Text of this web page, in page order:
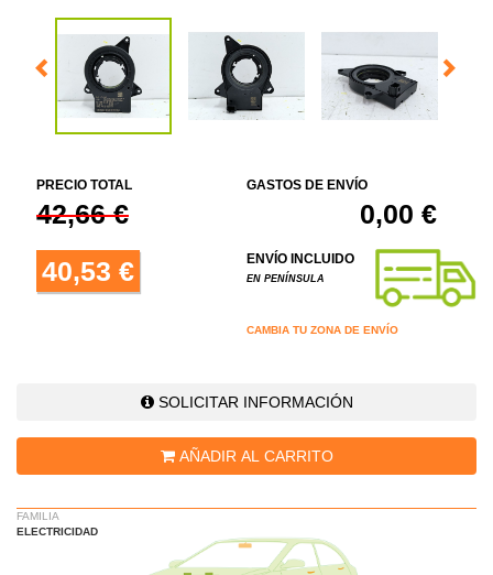
PRECIO TOTAL
42,66 €
40,53 €
GASTOS DE ENVÍO
0,00 €
ENVÍO INCLUIDO
EN PENÍNSULA
CAMBIA TU ZONA DE ENVÍO
SOLICITAR INFORMACIÓN
AÑADIR AL CARRITO
FAMILIA
ELECTRICIDAD